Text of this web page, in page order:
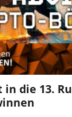
die 13.